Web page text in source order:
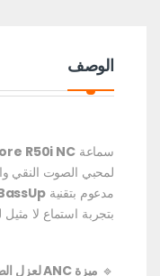
الوصف
سماعة R50i NC
لمحبي الصوت النقي
مدعوم بتقنية
بتجربة استماع لا مثيل
🔹 ميزة ANC لعزل الضوضاء حتى 42 ديسيبل